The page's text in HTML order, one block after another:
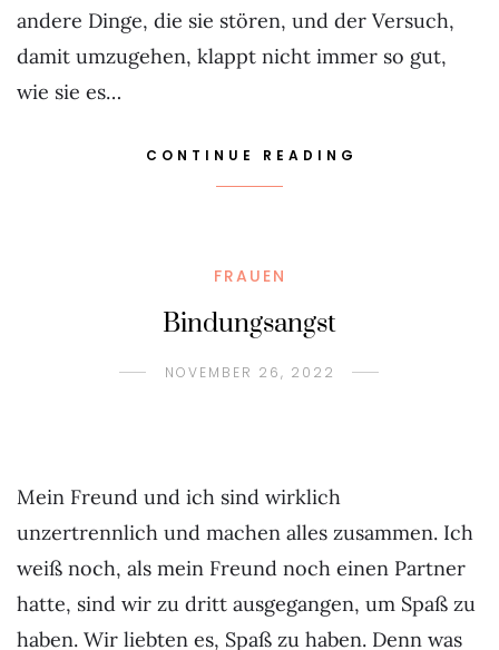
andere Dinge, die sie stören, und der Versuch,
damit umzugehen, klappt nicht immer so gut,
wie sie es…
CONTINUE READING
FRAUEN
Bindungsangst
NOVEMBER 26, 2022
Mein Freund und ich sind wirklich
unzertrennlich und machen alles zusammen. Ich
weiß noch, als mein Freund noch einen Partner
hatte, sind wir zu dritt ausgegangen, um Spaß zu
haben. Wir liebten es, Spaß zu haben. Denn was